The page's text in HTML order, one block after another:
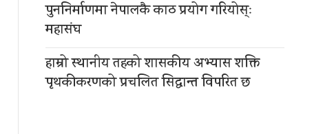
पुननिर्माणमा नेपालकै काठ प्रयोग गरियोस्ः
महासंघ
हाम्रो स्थानीय तहको शासकीय अभ्यास शक्ति
पृथकीकरणको प्रचलित सिद्धान्त विपरित छ